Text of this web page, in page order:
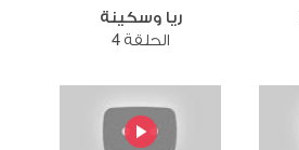
ريا وسكينة
الحلقة 4